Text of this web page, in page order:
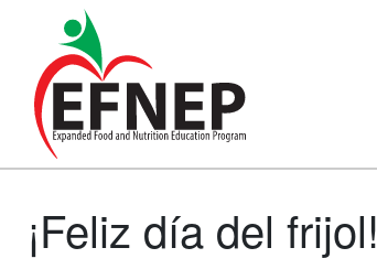
Main Navigation
¡Feliz día del frijol!